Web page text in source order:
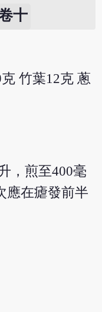
十
竹葉12克 蔥
，煎至400毫
應在瘧發前半